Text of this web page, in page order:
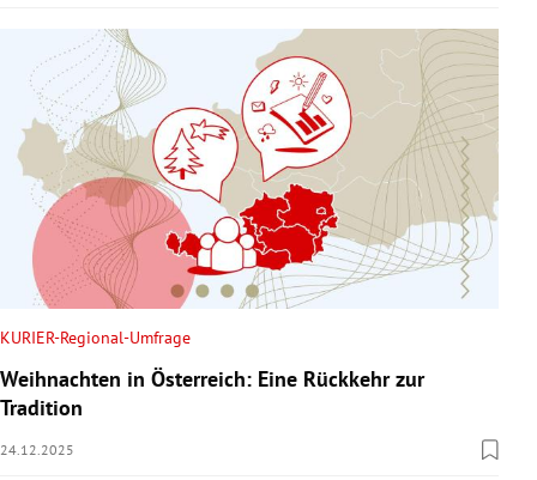
KURIER-Regional-Umfrage
Weihnachten in Österreich: Eine Rückkehr zur
Tradition
24.12.2025